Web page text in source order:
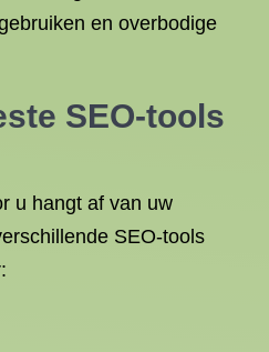
en overbodige
SEO-tools
u hangt af van uw
SEO-tools